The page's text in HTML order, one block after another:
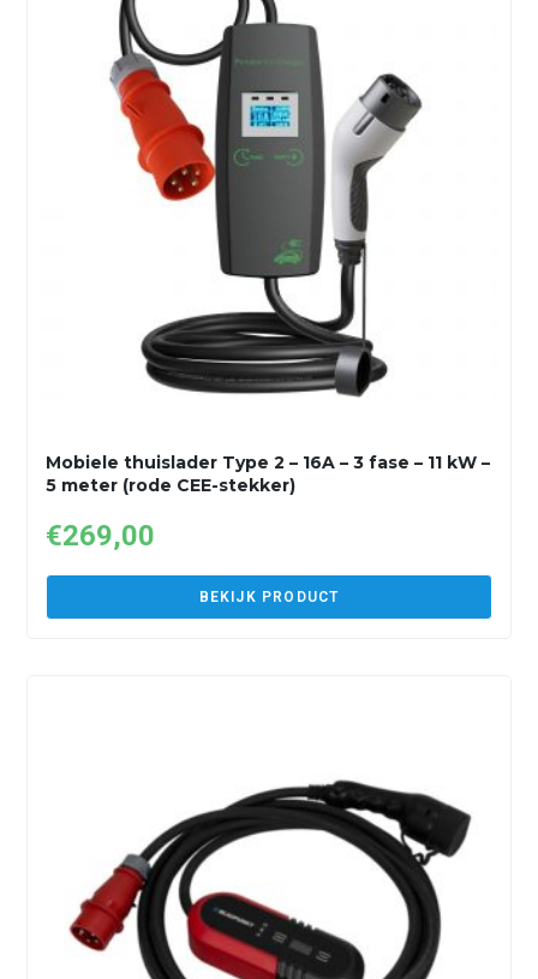
Mobiele thuislader Type 2 – 16A – 3 fase – 11 kW –
5 meter (rode CEE-stekker)
€269,00
BEKIJK PRODUCT